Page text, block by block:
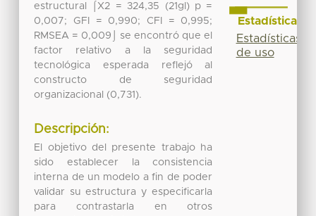
estructural ⌠X2 = 324,35 (21gl) p =
0,007; GFI = 0,990; CFI = 0,995;
RMSEA = 0,009⌡ se encontró que el
factor relativo a la seguridad
tecnológica esperada reflejó al
constructo de seguridad
organizacional (0,731).
Descripción:
El objetivo del presente trabajo ha
sido establecer la consistencia
interna de un modelo a fin de poder
validar su estructura y especificarla
para contrastarla en otros
Estadísticas
Estadísticas
de uso